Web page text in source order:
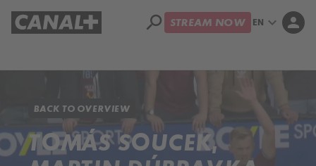
search STREAM NOW EN expand_more person
BACK TO OVERVIEW
TOMÁS SOUCEK,